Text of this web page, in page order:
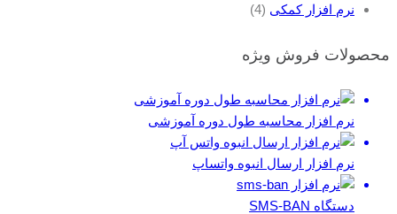
نرم افزار کمکی (4)
محصولات فروش ویژه
نرم افزار محاسبه طول دوره آموزشی
نرم افزار ارسال انبوه واتساپ
دستگاه SMS-BAN